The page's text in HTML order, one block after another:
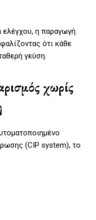
ελέγχου, η παραγωγή
ότι κάθε
γεύση.
χωρίς
(CIP system), το